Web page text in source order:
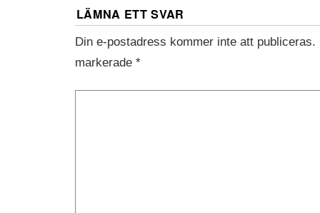
LÄMNA ETT SVAR
Din e-postadress kommer inte att publiceras.
markerade *